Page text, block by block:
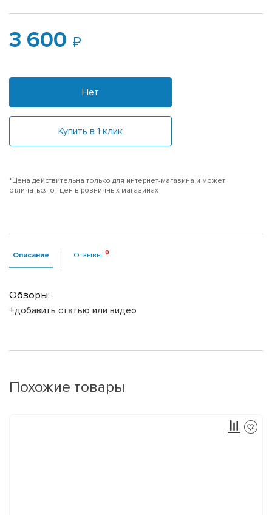
3 600
Нет
Купить в 1 клик
*Цена действительна только для интернет-магазина и может
отличаться от цен в розничных магазинах
Описание Отзывы
Обзоры:
+добавить статью или видео
Похожие товары